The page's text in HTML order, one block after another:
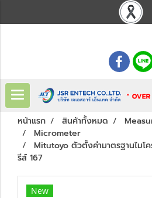
หน้าแรก สินค้าทั้งหมด
Micrometer
Mitutoyo ตัวตั้งค่ามาตรฐานไมโ
รีส์ 167
New